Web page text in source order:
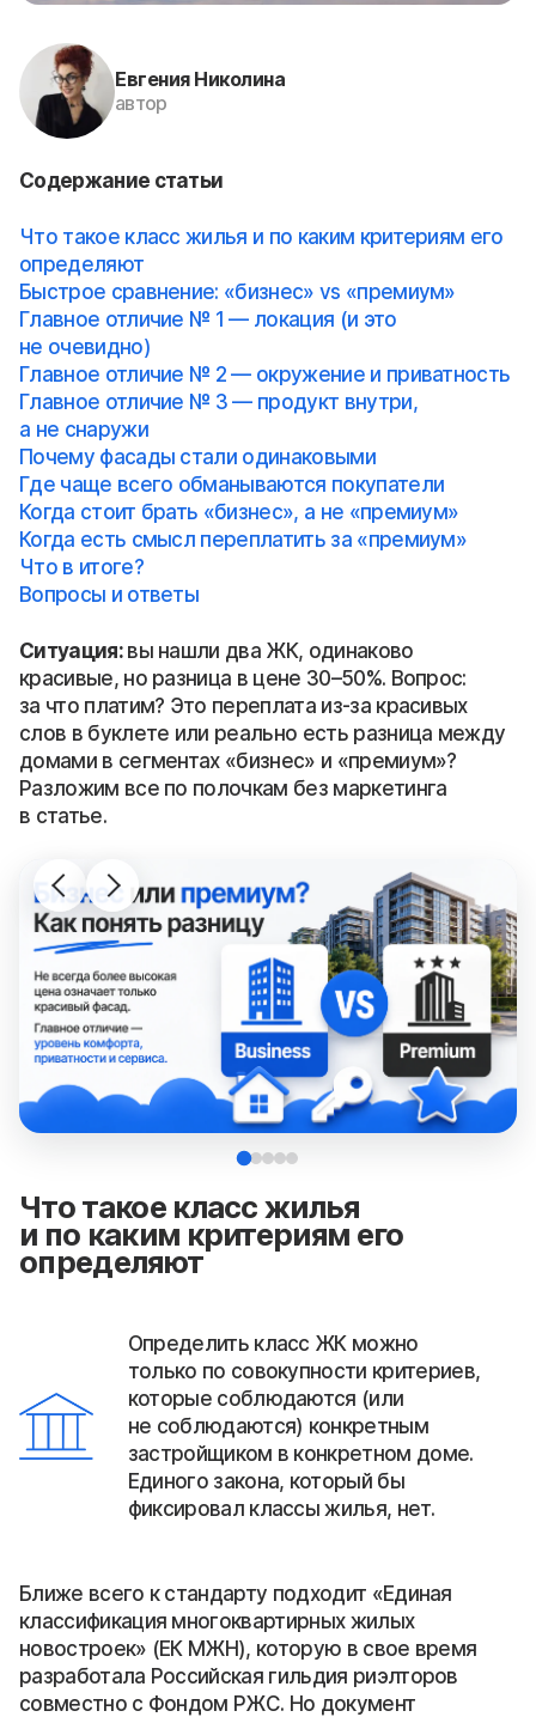
Евгения Николина
автор
Содержание статьи
Что такое класс жилья и по каким критериям его
определяют
Быстрое сравнение: «бизнес» vs «премиум»
Главное отличие № 1 — локация (и это
не очевидно)
Главное отличие № 2 — окружение и приватность
Главное отличие № 3 — продукт внутри,
а не снаружи
Почему фасады стали одинаковыми
Где чаще всего обманываются покупатели
Когда стоит брать «бизнес», а не «премиум»
Когда есть смысл переплатить за «премиум»
Что в итоге?
Вопросы и ответы
Ситуация: вы нашли два ЖК, одинаково
красивые, но разница в цене 30–50%. Вопрос:
за что платим? Это переплата из-за красивых
слов в буклете или реально есть разница между
домами в сегментах «бизнес» и «премиум»?
Разложим все по полочкам без маркетинга
в статье.
Что такое класс жилья
и по каким критериям его
определяют
Определить класс ЖК можно
только по совокупности критериев,
которые соблюдаются (или
не соблюдаются) конкретным
застройщиком в конкретном доме.
Единого закона, который бы
фиксировал классы жилья, нет.
Ближе всего к стандарту подходит «Единая
классификация многоквартирных жилых
новостроек» (ЕК МЖН), которую в свое время
разработала Российская гильдия риэлторов
совместно с Фондом РЖС. Но документ